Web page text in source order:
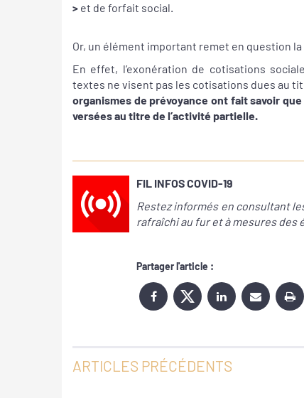
> et de forfait social.
Or, un élément important remet en question
En effet, l’exonération de cotisations
textes ne visent pas les cotisations dues au
organismes de prévoyance ont fait savoir
versées au titre de l’activité partielle.
FIL INFOS COVID-19
Restez informés en consultant
rafraîchi au fur et à mesures des
Partager l'article :
ARTICLES PRÉCÉDENTS